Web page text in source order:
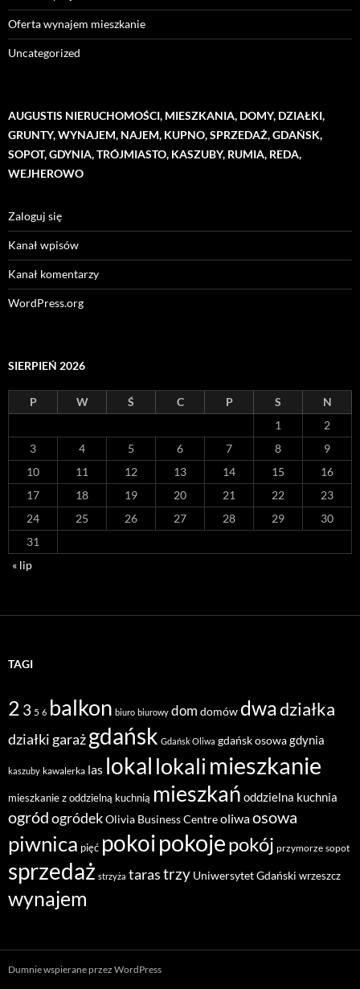
Oferta wynajem mieszkanie
Uncategorized
AUGUSTIS NIERUCHOMOŚCI, MIESZKANIA, DOMY, DZIAŁKI,
GRUNTY, WYNAJEM, NAJEM, KUPNO, SPRZEDAŻ, GDAŃSK,
SOPOT, GDYNIA, TRÓJMIASTO, KASZUBY, RUMIA, REDA,
WEJHEROWO
Zaloguj się
Kanał wpisów
Kanał komentarzy
WordPress.org
SIERPIEŃ 2026
P W Ś C P S
N
1
2
3
4 5 6 7 8
9
10
11 12 13 14 15
16
17
18 19 20 21 22
23
24
25 26 27 28 29
30
31
« lip
TAGI
2 3 5 6 balkon biuro biurowy dom domów dwadziałka
działki garażgdańsk Gdańsk Oliwa gdańsk osowagdynia
kaszuby kawalerka las lokal lokalimieszkanie
mieszkanie z oddzielną kuchnią mieszkań oddzielna kuchnia
ogródogródekOlivia Business Centreoliwaosowa
piwnica pięć pokoipokojepokój przymorze sopot
sprzedaż strzyża tarastrzy Uniwersytet Gdański wrzeszcz
wynajem
Dumnie wspierane przez WordPress